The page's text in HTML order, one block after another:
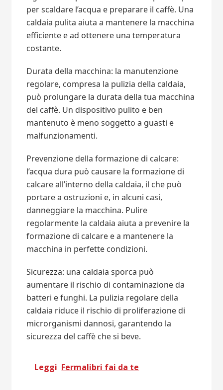
per scaldare l’acqua e preparare il caffè. Una
caldaia pulita aiuta a mantenere la macchina
efficiente e ad ottenere una temperatura
costante.
Durata della macchina: la manutenzione
regolare, compresa la pulizia della caldaia,
può prolungare la durata della tua macchina
del caffè. Un dispositivo pulito e ben
mantenuto è meno soggetto a guasti e
malfunzionamenti.
Prevenzione della formazione di calcare:
l’acqua dura può causare la formazione di
calcare all’interno della caldaia, il che può
portare a ostruzioni e, in alcuni casi,
danneggiare la macchina. Pulire
regolarmente la caldaia aiuta a prevenire la
formazione di calcare e a mantenere la
macchina in perfette condizioni.
Sicurezza: una caldaia sporca può
aumentare il rischio di contaminazione da
batteri e funghi. La pulizia regolare della
caldaia riduce il rischio di proliferazione di
microrganismi dannosi, garantendo la
sicurezza del caffè che si beve.
Leggi Fermalibri fai da te